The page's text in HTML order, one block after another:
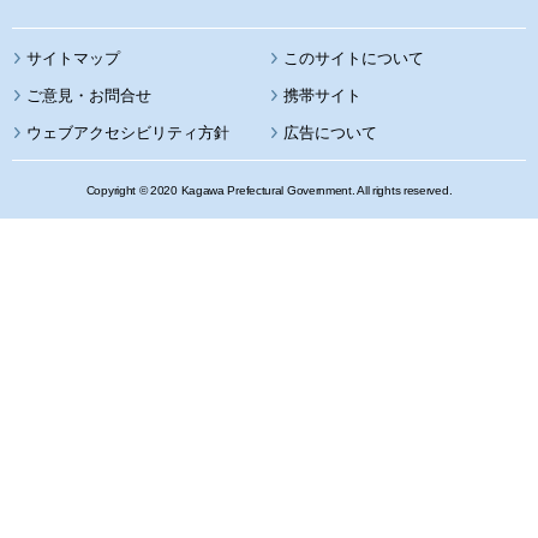
サイトマップ このサイトについて
携帯サイト
ウェブアクセシビリティ方針 広告について
Copyright © 2020 Kagawa Prefectural Government. All rights reserved.